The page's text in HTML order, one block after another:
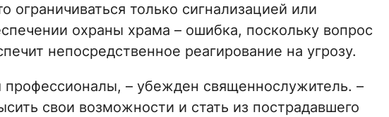
ограничиваться только сигнализацией или
охраны храма – ошибка, поскольку вопрос
непосредственное реагирование на угрозу.
– убежден священнослужитель. –
свои возможности и стать из пострадавшего